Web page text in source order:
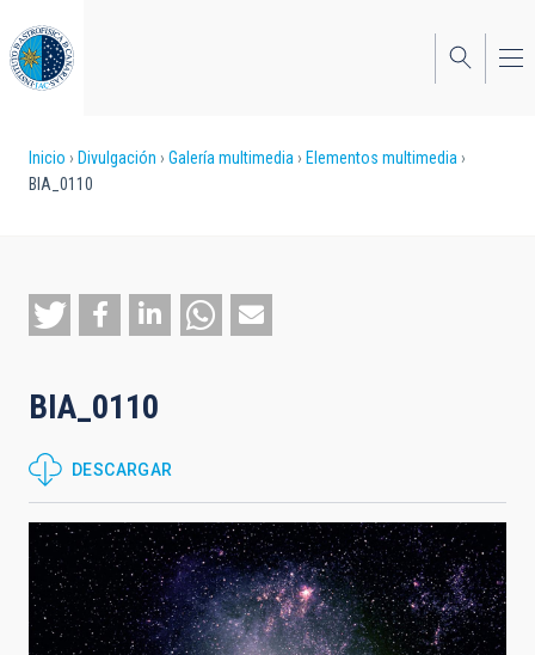
al
contenido
principal
Sobrescribir
ayuda
a
navegación
Inicio Divulgación Galería multimedia
Elementos multimedia
BIA_0110
BIA_0110
DESCARGAR